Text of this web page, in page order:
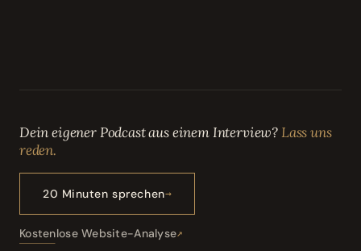
Dein eigener Podcast aus einem Interview?Lass uns
reden.
20 Minuten sprechen
Kostenlose Website-Analyse